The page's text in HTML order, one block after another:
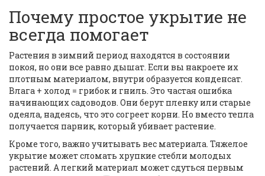
Почему простое укрытие не
всегда помогает
Растения в зимний период находятся в состоянии
покоя, но они все равно дышат. Если вы накроете их
плотным материалом, внутри образуется конденсат.
Влага + холод = грибок и гниль. Это частая ошибка
начинающих садоводов. Они берут пленку или старые
одеяла, надеясь, что это согреет корни. Но вместо тепла
получается парник, который убивает растение.
Кроме того, важно учитывать вес материала. Тяжелое
укрытие может сломать хрупкие стебли молодых
растений. А легкий материал может сдуться первым